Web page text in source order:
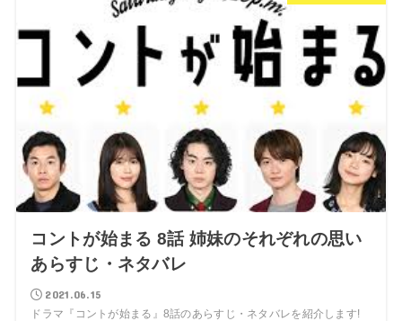
コントが始まる 8話 姉妹のそれぞれの思い
あらすじ・ネタバレ
2021.06.15
ドラマ『コントが始まる』8話のあらすじ・ネタバレを紹介します!